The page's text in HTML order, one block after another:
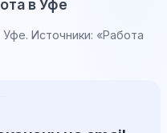
в Уфе
Источники: «Работа